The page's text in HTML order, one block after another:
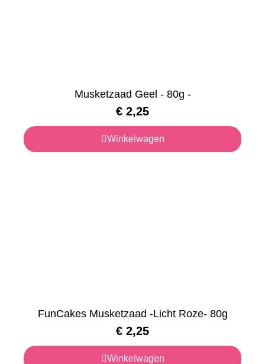
Musketzaad Geel - 80g -
€ 2,25
Winkelwagen
FunCakes Musketzaad -Licht Roze- 80g
€ 2,25
Winkelwagen